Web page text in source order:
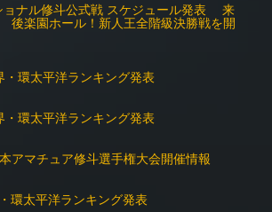
ョナル修斗公式戦 スケジュール発表 来
後楽園ホール！新人王全階級決勝戦を開
環太平洋ランキング発表
環太平洋ランキング発表
アマチュア修斗選手権大会開催情報
環太平洋ランキング発表